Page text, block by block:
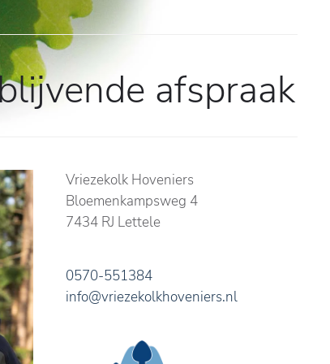
afspraak
Vriezekolk Hoveniers
Bloemenkampsweg 4
7434 RJ Lettele
0570-551384
info@vriezekolkhoveniers.nl